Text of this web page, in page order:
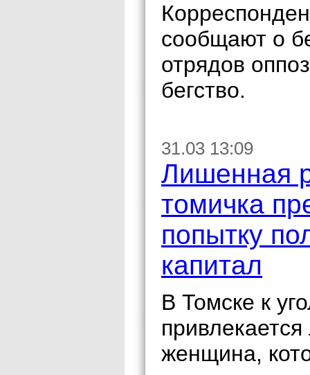
сообщают о
отрядов
бегство.
31.03 13:09
Лишенная
томичка
попытку
капитал
В Томске к
женщина,